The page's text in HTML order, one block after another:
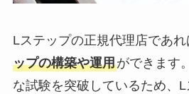
Lステップの正規代理店であれ
ップの構築や運用ができます
な試験を突破しているため、